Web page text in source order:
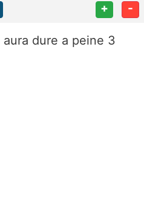
+ -
dure a peine 3